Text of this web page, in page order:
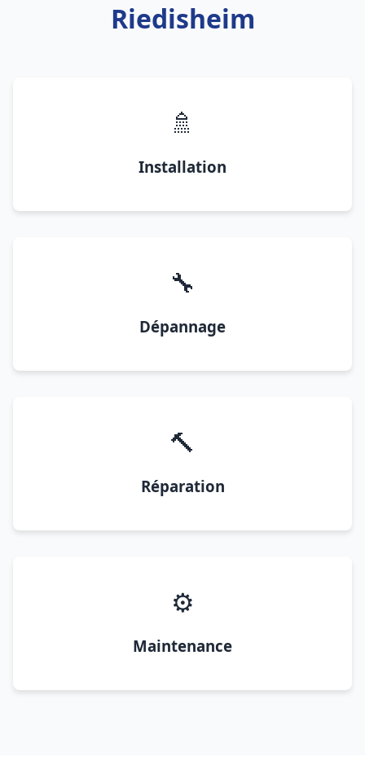
Riedisheim
🚿
Installation
🔧
Dépannage
🔨
Réparation
⚙️
Maintenance